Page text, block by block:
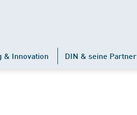
& Innovation DIN & seine Partner